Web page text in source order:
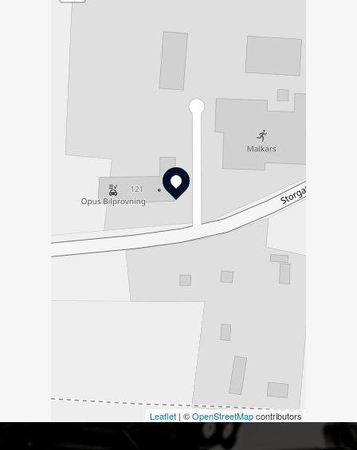
Leaflet| ©OpenStreetMapcontributors